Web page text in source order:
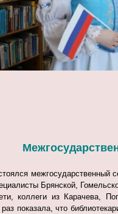
Брянской,
коллеги из
показала, что